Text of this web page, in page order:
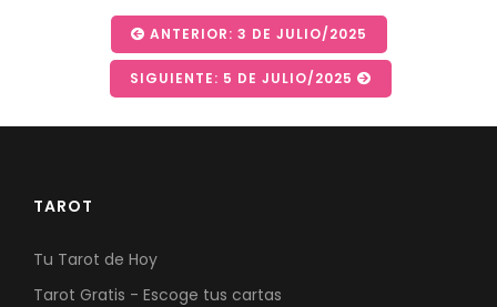
ANTERIOR: 3 DE JULIO/2025
SIGUIENTE: 5 DE JULIO/2025
TAROT
Tu Tarot de Hoy
Tarot Gratis - Escoge tus cartas